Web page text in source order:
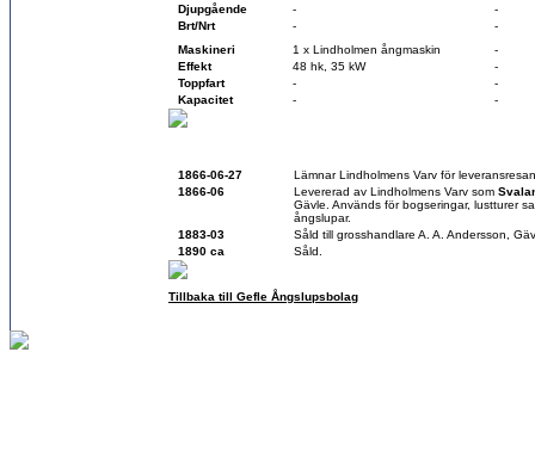
Djupgående
-
-
Brt/Nrt
-
-
Maskineri
1 x Lindholmen ångmaskin
-
Effekt
48 hk, 35 kW
-
Toppfart
-
-
Kapacitet
- -
1866-06-27
Lämnar Lindholmens Varv för
1866-06
Levererad av Lindholmens Varv som
Gävle. Används för bogseringar, lustturer
ångslupar.
1883-03
Såld till grosshandlare A. A. Andersson,
1890 ca
Såld.
Tillbaka till Gefle Ångslupsbolag